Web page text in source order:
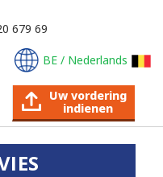
679 69
BE / Nederlands
Uw vordering
indienen